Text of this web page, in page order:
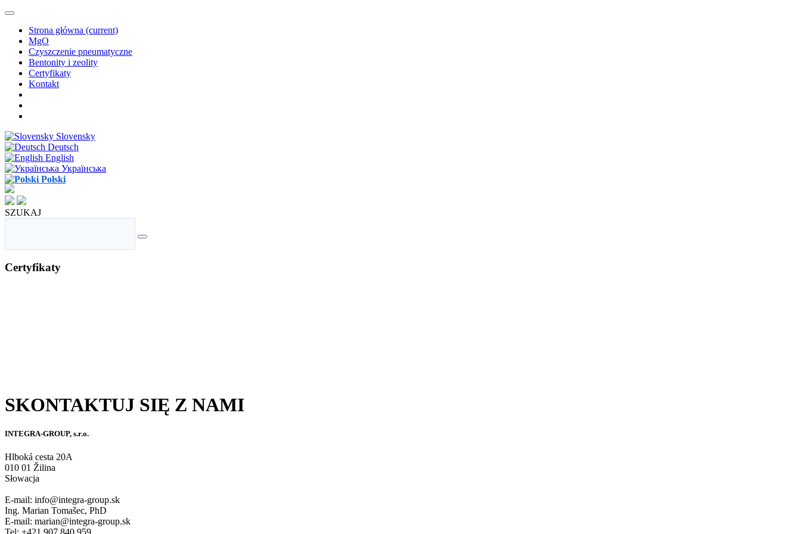
Strona główna (current)
MgO
Czyszczenie pneumatyczne
Bentonity i zeolity
Certyfikaty
Kontakt
Slovensky
Deutsch
English
Українська
Polski
SZUKAJ
Certyfikaty
SKONTAKTUJ SIĘ Z NAMI
INTEGRA-GROUP, s.r.o.
Hlboká cesta 20A
010 01 Žilina
Słowacja
E-mail: info@integra-group.sk
Ing. Marian Tomašec, PhD
E-mail: marian@integra-group.sk